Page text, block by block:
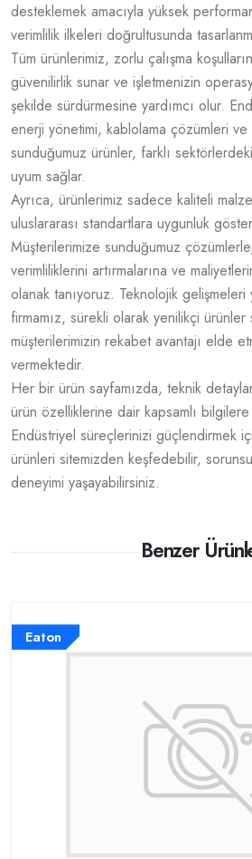
desteklemek amacıyla yüksek
verimlilik ilkeleri doğrultusunda
Tüm ürünlerimiz, zorlu çalışma
güvenilirlik sunar ve işletmenizin
şekilde sürdürmesine yardımcı olur.
enerji yönetimi, kablolama çözümleri
sunduğumuz ürünler, farklı
uyum sağlar.
Ayrıca, ürünlerimiz sadece kaliteli
uluslararası standartlara uygunluk
Müşterilerimize sunduğumuz
verimliliklerini artırmalarına ve
olanak tanıyoruz. Teknolojik
firmamız, sürekli olarak yenilikçi ürünler
müşterilerimizin rekabet avantajı elde
vermektedir.
Her bir ürün sayfamızda, teknik
ürün özelliklerine dair kapsamlı
Endüstriyel süreçlerinizi güçlendirmek
ürünleri sitemizden keşfedebilir,
deneyimi yaşayabilirsiniz.
Benzer
Eaton